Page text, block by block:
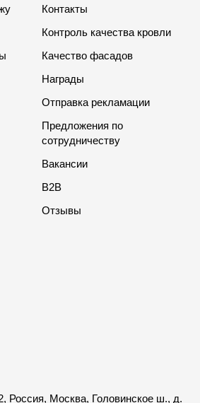
Контакты
Контроль качества кровли
Качество фасадов
Награды
Отправка рекламации
Предложения по
сотрудничеству
Вакансии
B2B
Отзывы
Россия, Москва, Головинское ш., д.